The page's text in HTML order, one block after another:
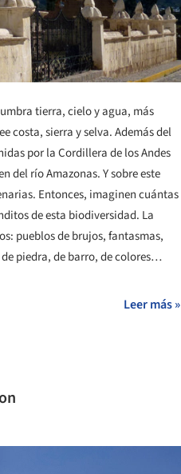
tierra, cielo y agua, más
costa, sierra y selva. Además del
por la Cordillera de los Andes
del río Amazonas. Y sobre este
Entonces, imaginen cuántas
de esta biodiversidad. La
pueblos de brujos, fantasmas,
piedra, de barro, de colores…
Leer más »